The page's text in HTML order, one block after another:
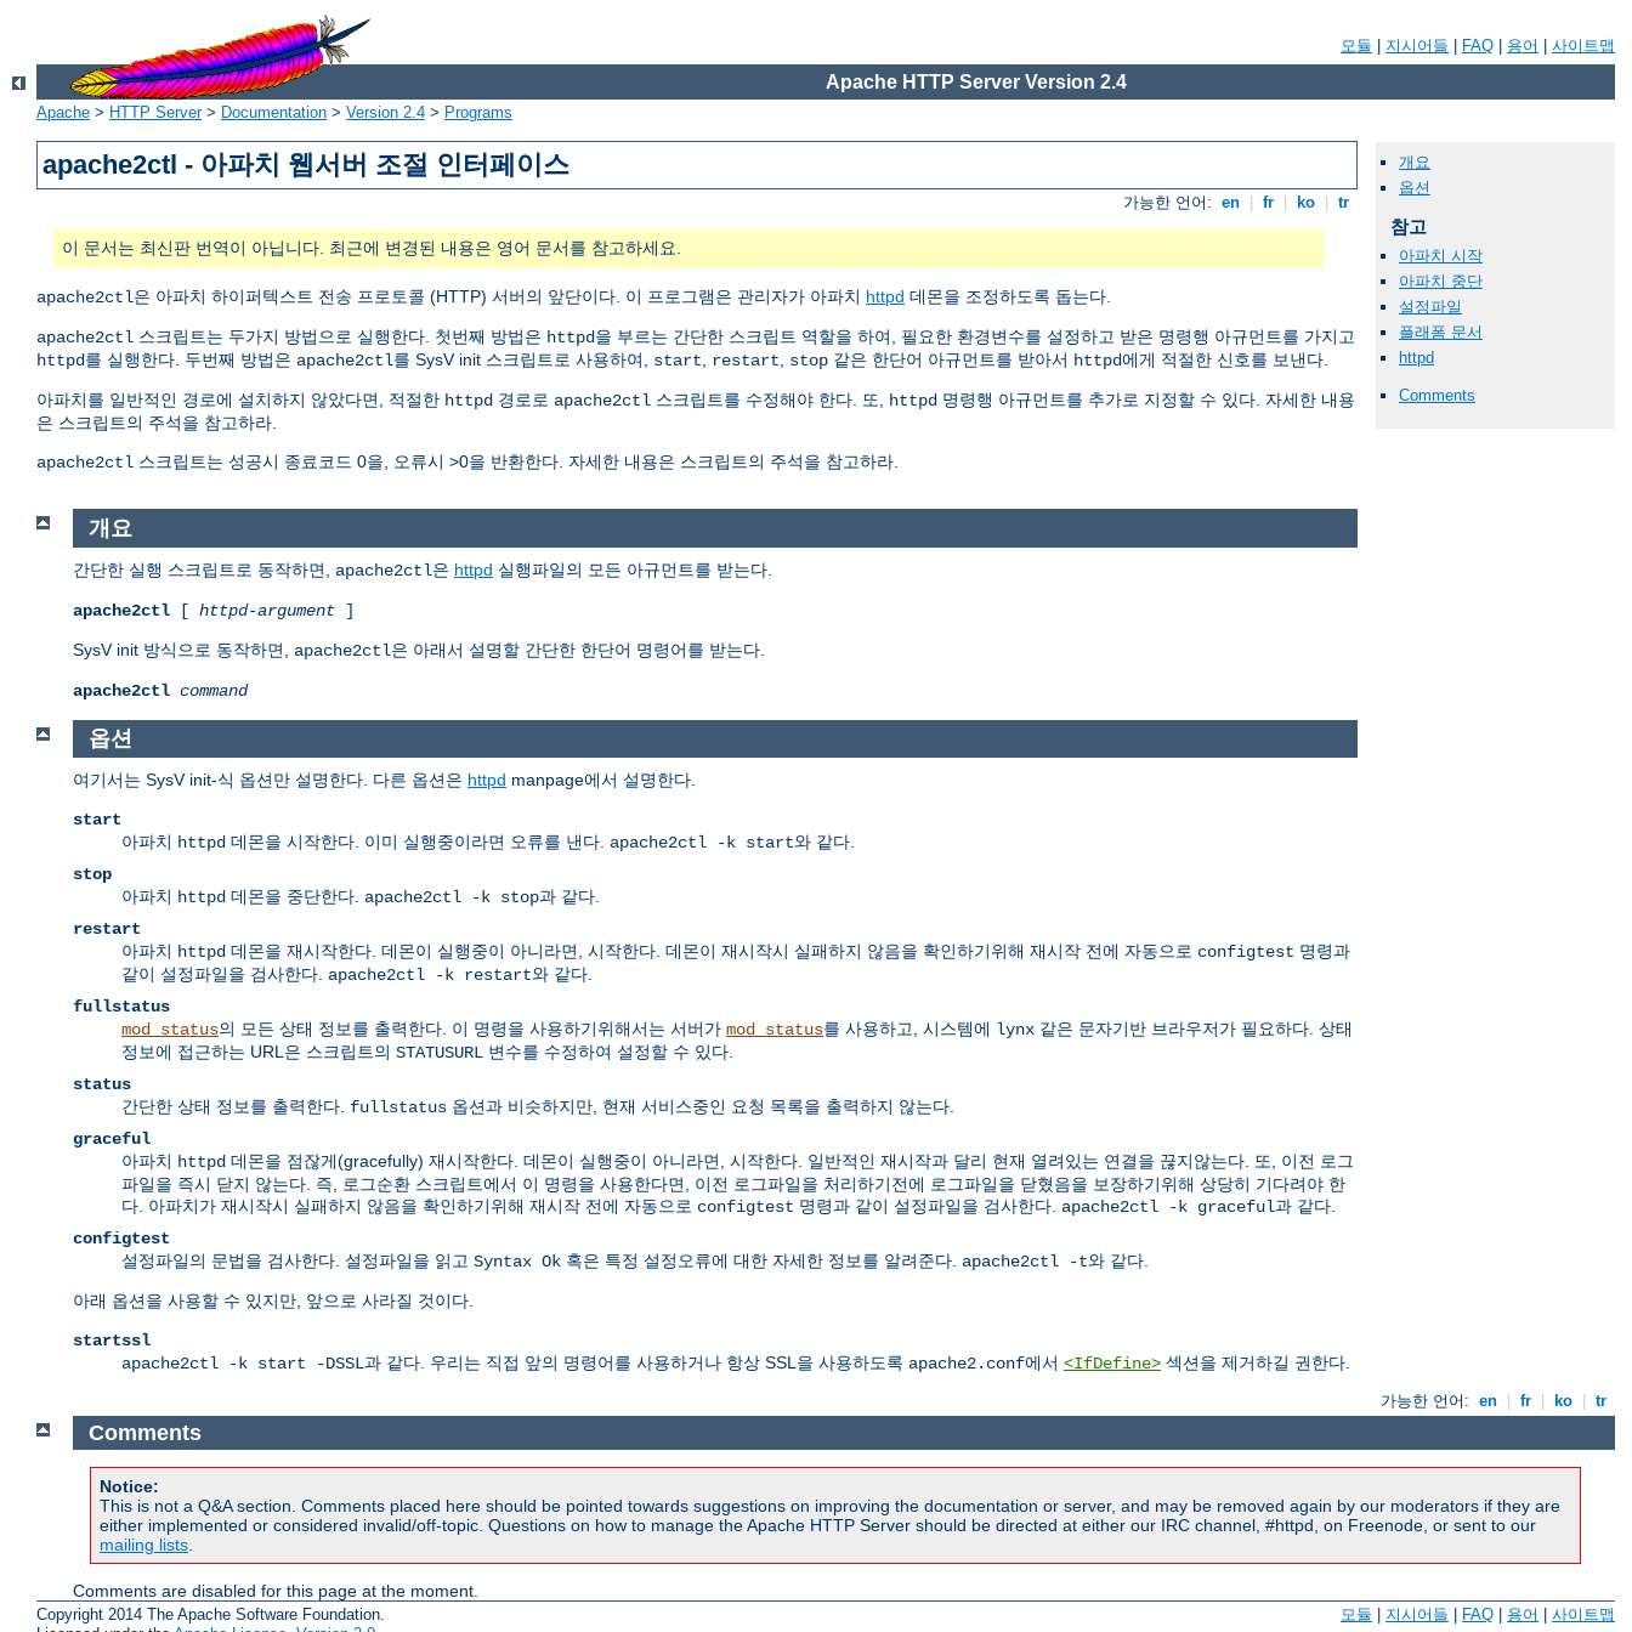
모듈 지시어들 FAQ 용어 사이트맵
Apache HTTP Server Version 2.4
Apache > HTTP Server> Documentation > Version 2.4 > Programs
apache2ctl - 아파치 웹서버 조절 인터페이스
가능한 언어: en fr ko tr
이 문서는 최신판 번역이 아닙니다. 최근에 변경된 내용은 영어 문서를 참고하세요.
apache2ctl은 아파치 하이퍼텍스트 전송 프로토콜 (HTTP) 서버의 앞단이다. 이 프로그램은 관리자가 아파치 httpd 데몬을 조정하도록 돕는다.
apache2ctl 스크립트는 두가지 방법으로 실행한다. 첫번째 방법은 httpd을 부르는 간단한 스크립트 역할을 하여, 필요한 환경변수를 설정하고 받은 명령행 아규먼트를 가지고
httpd를 실행한다. 두번째 방법은 apache2ctl를 SysV init 스크립트로 사용하여, start, restart, stop 같은 한단어 아규먼트를 받아서 httpd에게 적절한 신호를 보낸다.
아파치를 일반적인 경로에 설치하지 않았다면, 적절한 httpd 경로로 apache2ctl 스크립트를 수정해야 한다. 또, httpd 명령행 아규먼트를 추가로 지정할 수 있다. 자세한 내용
은 스크립트의 주석을 참고하라.
apache2ctl 스크립트는 성공시 종료코드 0을, 오류시 >0을 반환한다. 자세한 내용은 스크립트의 주석을 참고하라.
개요
옵션
참고
아파치 시작
아파치 중단
설정파일
플래폼 문서
httpd
Comments
개요
간단한 실행 스크립트로 동작하면, apache2ctl은 httpd 실행파일의 모든 아규먼트를 받는다.
apache2ctl [ httpd-argument ]
SysV init 방식으로 동작하면, apache2ctl은 아래서 설명할 간단한 한단어 명령어를 받는다.
apache2ctl command
옵션
여기서는 SysV init-식 옵션만 설명한다. 다른 옵션은 httpd manpage에서 설명한다.
start
아파치 httpd 데몬을 시작한다. 이미 실행중이라면 오류를 낸다. apache2ctl -k start와 같다.
stop
아파치 httpd 데몬을 중단한다. apache2ctl -k stop과 같다.
restart
아파치 httpd 데몬을 재시작한다. 데몬이 실행중이 아니라면, 시작한다. 데몬이 재시작시 실패하지 않음을 확인하기위해 재시작 전에 자동으로 configtest 명령과
같이 설정파일을 검사한다. apache2ctl -k restart와 같다.
fullstatus
mod_status의 모든 상태 정보를 출력한다. 이 명령을 사용하기위해서는 서버가 mod_status를 사용하고, 시스템에 lynx 같은 문자기반 브라우저가 필요하다. 상태
정보에 접근하는 URL은 스크립트의 STATUSURL 변수를 수정하여 설정할 수 있다.
status
간단한 상태 정보를 출력한다. fullstatus 옵션과 비슷하지만, 현재 서비스중인 요청 목록을 출력하지 않는다.
graceful
아파치 httpd 데몬을 점잖게(gracefully) 재시작한다. 데몬이 실행중이 아니라면, 시작한다. 일반적인 재시작과 달리 현재 열려있는 연결을 끊지않는다. 또, 이전 로그
파일을 즉시 닫지 않는다. 즉, 로그순환 스크립트에서 이 명령을 사용한다면, 이전 로그파일을 처리하기전에 로그파일을 닫혔음을 보장하기위해 상당히 기다려야 한
다. 아파치가 재시작시 실패하지 않음을 확인하기위해 재시작 전에 자동으로 configtest 명령과 같이 설정파일을 검사한다. apache2ctl -k graceful과 같다.
configtest
설정파일의 문법을 검사한다. 설정파일을 읽고 Syntax Ok 혹은 특정 설정오류에 대한 자세한 정보를 알려준다. apache2ctl -t와 같다.
아래 옵션을 사용할 수 있지만, 앞으로 사라질 것이다.
startssl
apache2ctl -k start -DSSL과 같다. 우리는 직접 앞의 명령어를 사용하거나 항상 SSL을 사용하도록 apache2.conf에서 <IfDefine> 섹션을 제거하길 권한다.
가능한 언어: en fr ko tr
Comments
Notice:
This is not a Q&A section. Comments placed here should be pointed towards suggestions on improving the documentation or server, and may be removed again by our moderators if they are
either implemented or considered invalid/off-topic. Questions on how to manage the Apache HTTP Server should be directed at either our IRC channel, #httpd, on Freenode, or sent to our
mailing lists.
Comments are disabled for this page at the moment.
Copyright 2014 The Apache Software Foundation.
모듈 지시어들 FAQ 용어 사이트맵